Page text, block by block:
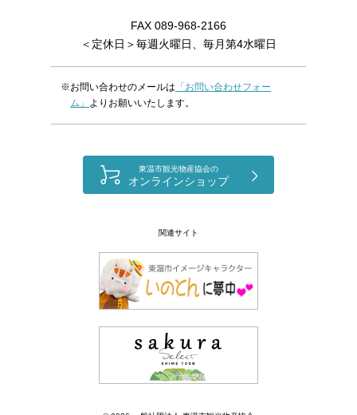
FAX 089-968-2166
＜定休日＞毎週火曜日、毎月第4水曜日
※お問い合わせのメールは 「お問い合わせフォー
ム」 よりお願いいたします。
東温市観光物産協会の
オンラインショップ
関連サイト